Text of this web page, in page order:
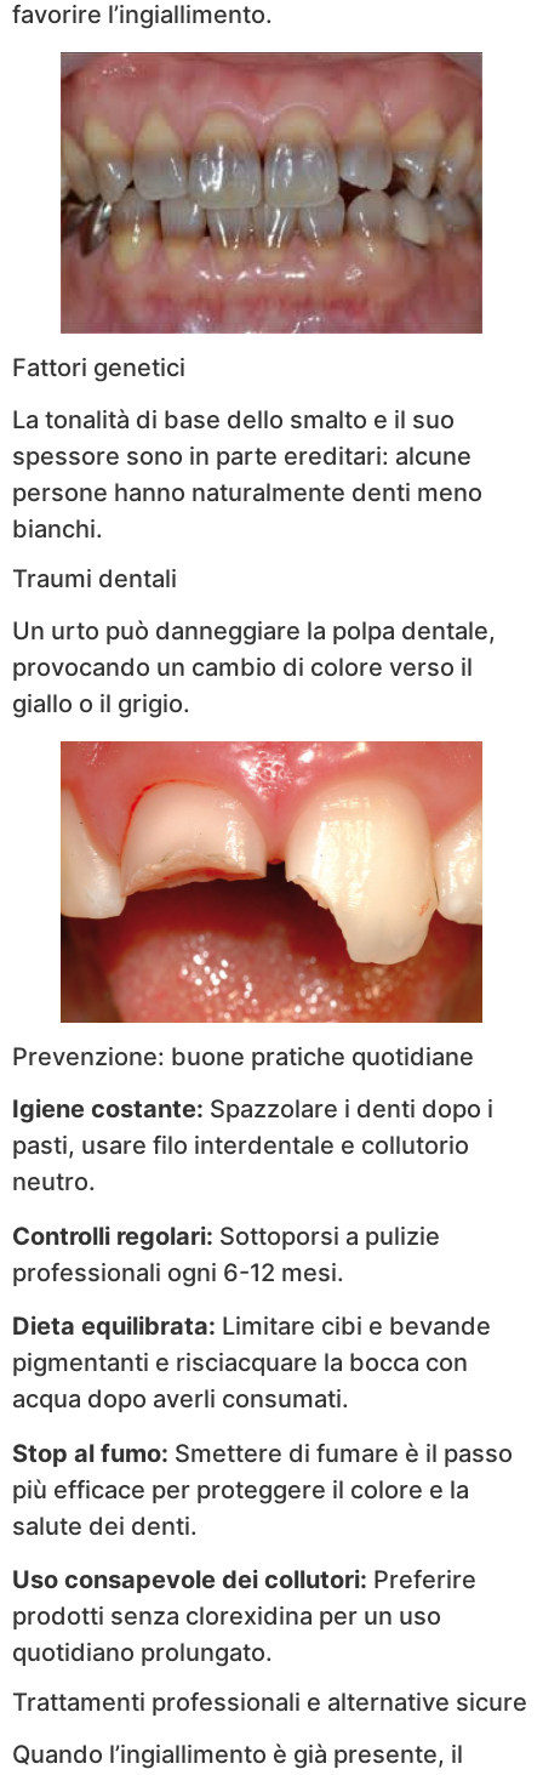
favorire l’ingiallimento.
Fattori genetici
La tonalità di base dello smalto e il suo
spessore sono in parte ereditari: alcune
persone hanno naturalmente denti meno
bianchi.
Traumi dentali
Un urto può danneggiare la polpa dentale,
provocando un cambio di colore verso il
giallo o il grigio.
Prevenzione: buone pratiche quotidiane
Igiene costante: Spazzolare i denti dopo i
pasti, usare filo interdentale e collutorio
neutro.
Controlli regolari: Sottoporsi a pulizie
professionali ogni 6-12 mesi.
Dieta equilibrata: Limitare cibi e bevande
pigmentanti e risciacquare la bocca con
acqua dopo averli consumati.
Stop al fumo: Smettere di fumare è il passo
più efficace per proteggere il colore e la
salute dei denti.
Uso consapevole dei collutori: Preferire
prodotti senza clorexidina per un uso
quotidiano prolungato.
Trattamenti professionali e alternative sicure
Quando l’ingiallimento è già presente, il